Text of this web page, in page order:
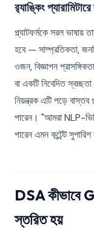
র‍্যাঙ্কিং
প্ল্যাটফর্মকে সরল ভাষায়
হবে — সাম্প্রতিকতা,
ওজন, বিজ্ঞাপন
বা একটি নিবেদিত
নিয়ন্ত্রক এটি পড়ে বাস্তব
পারেন। "আমরা NLP-
পারেন এমন কন্টেন্ট
DSA কীভাবে
স্তরিত হয়